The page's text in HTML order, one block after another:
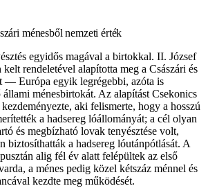
ménesből nemzeti érték
egyidős magával a birtokkal. II. József
rendeletével alapította meg a Császári és
— Európa egyik legrégebbi, azóta is
ménesbirtokát. Az alapítást Csekonics
aki felismerte, hogy a hosszú
a hadsereg lóállományát; a cél olyan
és megbízható lovak tenyésztése volt,
biztosíthatták a hadsereg lóutánpótlását. A
alig fél év alatt felépültek az első
a ménes pedig közel kétszáz ménnel és
kezdte meg működését.